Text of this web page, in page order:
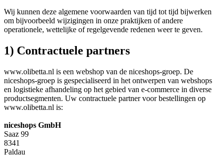
Wij kunnen deze algemene voorwaarden van tijd tot tijd bijwerken
om bijvoorbeeld wijzigingen in onze praktijken of andere
operationele, wettelijke of regelgevende redenen weer te geven.
1) Contractuele partners
www.olibetta.nl is een webshop van de niceshops-groep. De
niceshops-groep is gespecialiseerd in het ontwerpen van webshops
en logistieke afhandeling op het gebied van e-commerce in diverse
productsegmenten. Uw contractuele partner voor bestellingen op
www.olibetta.nl is:
niceshops GmbH
Saaz 99
8341
Paldau